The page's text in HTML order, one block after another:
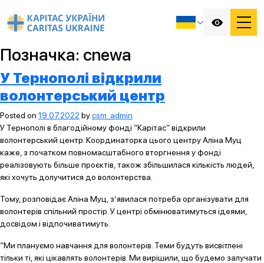
Позначка: cnewa
У Тернополі відкрили
волонтерський центр
Posted on 19.07.2022 bycsm_admin
У Тернополі в благодійному фонді “Карітас” відкрили
волонтерський центр. Координаторка цього центру Аліна Муц
каже, з початком повномасштабного вторгнення у фонді
реалізовують більше проєктів, також збільшилася кількість людей,
які хочуть долучитися до волонтерства.
Тому, розповідає Аліна Муц, з’явилася потреба організувати для
волонтерів спільний простір. У центрі обмінюватимуться ідеями,
досвідом і відпочиватимуть.
“Ми плануємо навчання для волонтерів. Теми будуть висвітлені
тільки ті, які цікавлять волонтерів. Ми вирішили, що будемо залучати